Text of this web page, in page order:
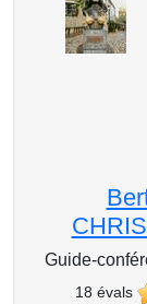
Guide-
18 évals